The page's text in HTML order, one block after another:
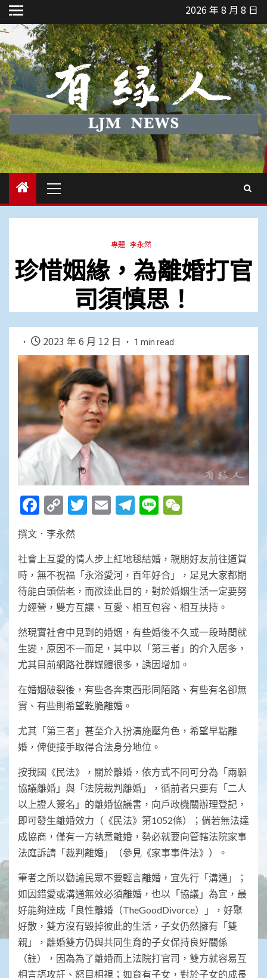
Skip
to
content
2026 年 8 月 8 日
Menu
專題 李永然
珍惜姻緣，為離婚打官
司須慎思！
2023 年 6 月 12 日 1 min read
Facebook
Copy
Link
Twitter
EmailTelegram
Line
撰文．李永然
社會上互愛的情人步上紅地毯結婚，親朋好友前往道賀
時，無不祝福「永浴愛河，百年好合」，足見大家都期
待能白頭偕老，而欲達此目的，對於婚姻生活一定要努
力經營，雙方互讓、互愛、相互包容、相互扶持。
然現實社會中見到的婚姻，有些婚後不久或一段時間就
生變，原因不一而足，其中以「第三者」的介入居多，
尤其目前網路社群媒體很多，誘因增加。
在婚姻破裂後，有些各奔東西形同陌路、有些有名卻無
實、有些則希望乾脆離婚。
尤其「第三者」甚至介入扮演施壓角色，希望早點離
婚，俾便接手取得合法身分地位。
按我國《民法》，關於離婚，依方式不同可分為「兩願
協議離婚」與「法院裁判離婚」，循前者只要有「二人
以上證人簽名」的離婚協議書，向戶政機關辦理登記，
即可發生離婚效力（《民法》第1052條）；倘若無法達
成協商，僅有一方執意離婚，勢必就要向管轄法院家事
法庭訴請「裁判離婚」（參見《家事事件法》）。
筆者之所以勸諭民眾不要輕言離婚，宜先行「溝通」；
如因錯愛或溝通無效必須離婚，也以「協議」為宜，最
好能夠達成「良性離婚（TheGoodDivorce）」，好聚
好散，雙方沒有毀掉彼此的生活，子女仍然擁有「雙
親」，離婚雙方仍與共同生育的子女保持良好關係
（註），因為為了離婚而上法院打官司，雙方就容易互
相言語攻訐、怒目相視；如育有子女，對於子女的成長